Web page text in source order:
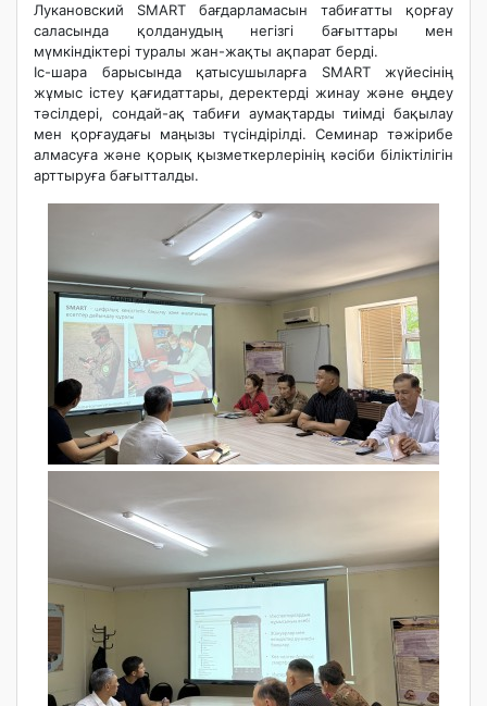
Лукановский SMART бағдарламасын табиғатты қорғау
саласында қолданудың негізгі бағыттары мен
мүмкіндіктері туралы жан-жақты ақпарат берді.
Іс-шара барысында қатысушыларға SMART жүйесінің
жұмыс істеу қағидаттары, деректерді жинау және өңдеу
тәсілдері, сондай-ақ табиғи аумақтарды тиімді бақылау
мен қорғаудағы маңызы түсіндірілді. Семинар тәжірибе
алмасуға және қорық қызметкерлерінің кәсіби біліктілігін
арттыруға бағытталды.